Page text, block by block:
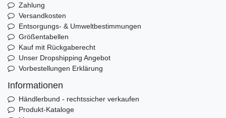
Zahlung
Versandkosten
Entsorgungs- & Umweltbestimmungen
Größentabellen
Kauf mit Rückgaberecht
Unser Dropshipping Angebot
Vorbestellungen Erklärung
Informationen
Händlerbund - rechtssicher verkaufen
Produkt-Kataloge